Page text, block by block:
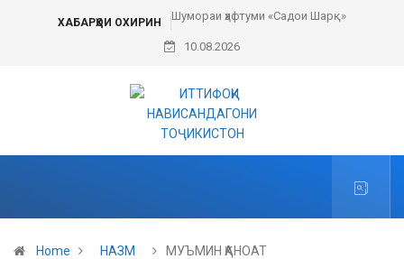
ХАБАРҲОИ ОХИРИН Шумораи ҳафтуми «Садои Шарқ»
10.08.2026
Home НАЗМ МУЪМИН ҚАНОАТ